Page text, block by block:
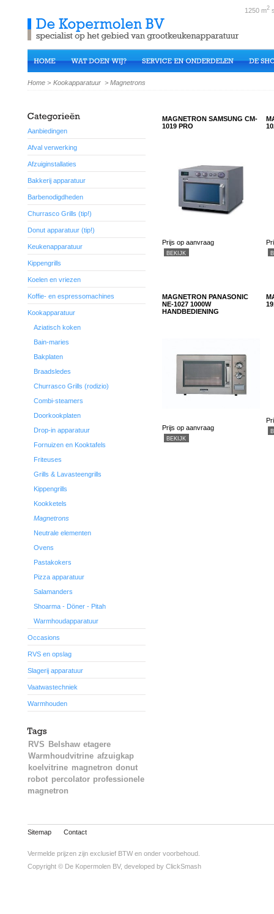
1250 m2
Home > Kookapparatuur > Magnetrons
MAGNETRON SAMSUNG CM-
1019 PRO
Prijs op aanvraag
BEKIJK
MAGNETRON PANASONIC
NE-1027 1000W
HANDBEDIENING
Prijs op aanvraag
BEKIJK
Aanbiedingen
Afval verwerking
Afzuiginstallaties
Bakkerij apparatuur
Barbenodigdheden
Churrasco Grills (tip!)
Donut apparatuur (tip!)
Keukenapparatuur
Kippengrills
Koelen en vriezen
Koffie- en espressomachines
Kookapparatuur
Aziatisch koken
Bain-maries
Bakplaten
Braadsledes
Churrasco Grills (rodizio)
Combi-steamers
Doorkookplaten
Drop-in apparatuur
Fornuizen en Kooktafels
Friteuses
Grills & Lavasteengrills
Kippengrills
Kookketels
Magnetrons
Neutrale elementen
Ovens
Pastakokers
Pizza apparatuur
Salamanders
Shoarma - Döner - Pitah
Warmhoudapparatuur
Occasions
RVS en opslag
Slagerij apparatuur
Vaatwastechniek
Warmhouden
RVS Belshaw etagere
Warmhoudvitrine afzuigkap
koelvitrine magnetron donut
robot percolator professionele
magnetron
Sitemap Contact
Vermelde prijzen zijn exclusief BTW en onder voorbehoud.
Copyright © De Kopermolen BV, developed by ClickSmash